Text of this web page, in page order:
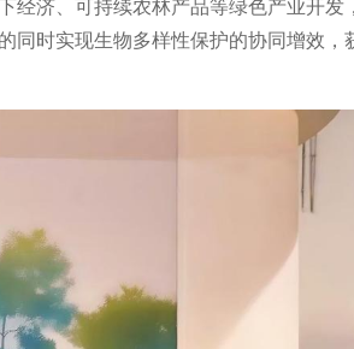
经济、可持续农林产品等绿色产业开发
同时实现生物多样性保护的协同增效，